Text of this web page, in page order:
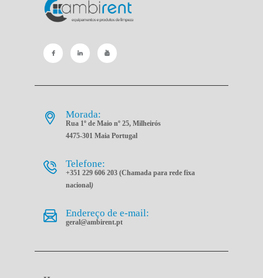
Morada:
Rua 1º de Maio nº 25, Milheirós
4475-301 Maia Portugal
Telefone:
+351 229 606 203 (Chamada para rede fixa
nacional)
Endereço de e-mail:
geral@ambirent.pt